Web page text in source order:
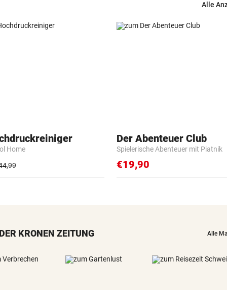
Alle
Home
Der Abenteuer Club
Spielerische Abenteuer mit Piatnik
€19,90
KRONEN ZEITUNG Alle